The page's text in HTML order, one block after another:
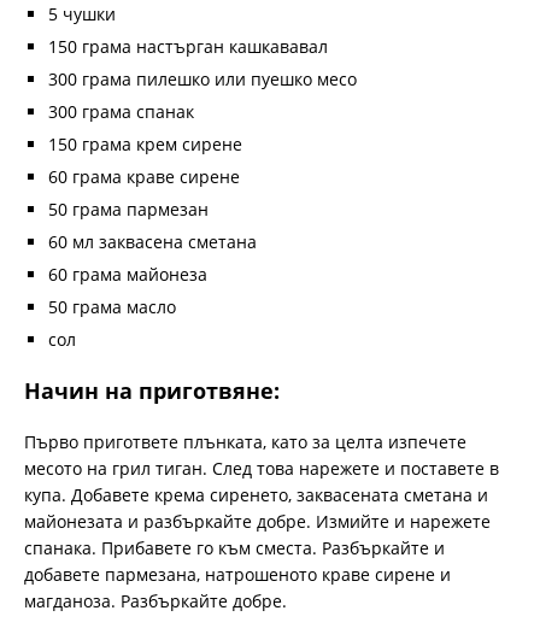
5 чушки
150 грама настърган кашкававал
300 грама пилешко или пуешко месо
300 грама спанак
150 грама крем сирене
60 грама краве сирене
50 грама пармезан
60 мл заквасена сметана
60 грама майонеза
50 грама масло
сол
Начин на приготвяне:
Първо пригответе плънката, като за целта изпечете
месото на грил тиган. След това нарежете и поставете в
купа. Добавете крема сиренето, заквасената сметана и
майонезата и разбъркайте добре. Измийте и нарежете
спанака. Прибавете го към сместа. Разбъркайте и
добавете пармезана, натрошеното краве сирене и
магданоза. Разбъркайте добре.